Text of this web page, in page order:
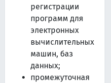
регистрации
программ для
электронных
вычислительных
машин, баз
данных;
промежуточная